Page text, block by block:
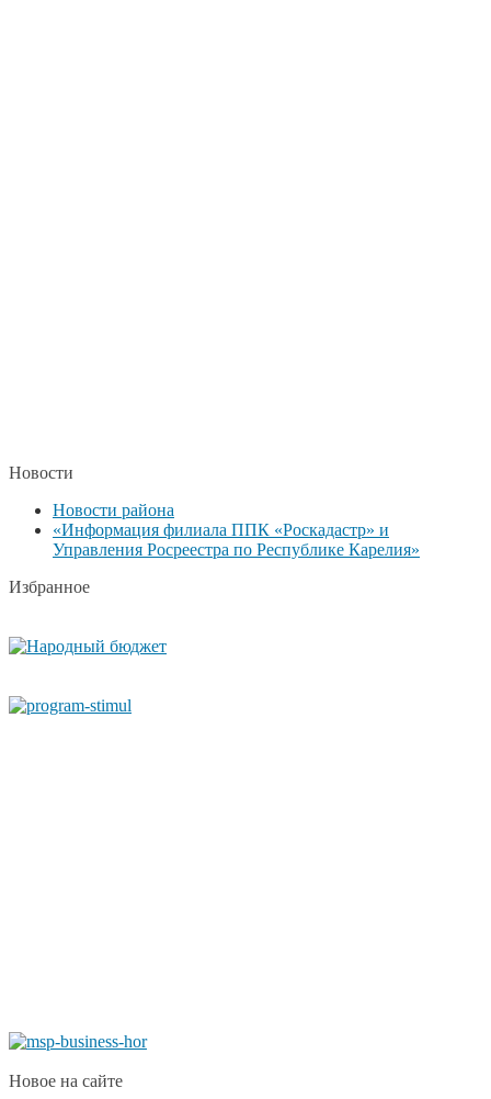
Новости
Новости района
«Информация филиала ППК «Роскадастр» и
Управления Росреестра по Республике Карелия»
Избранное
Новое на сайте